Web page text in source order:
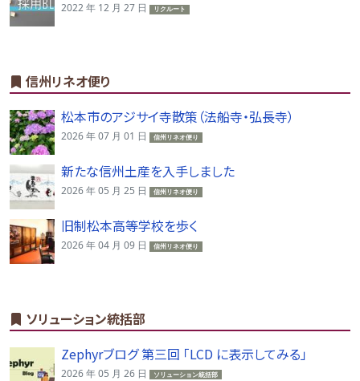
2022 年 12 月 27 日 リクルート
信州リネオ便り
松本市のアジサイ寺散策（法船寺・弘長寺）
2026 年 07 月 01 日 信州リネオ便り
新たな信州土産を入手しました
2026 年 05 月 25 日 信州リネオ便り
旧制松本高等学校を歩く
2026 年 04 月 09 日 信州リネオ便り
ソリューション統括部
Zephyrブログ 第三回 「LCD に表示してみる」
2026 年 05 月 26 日 ソリューション統括部